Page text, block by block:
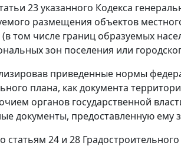
23указанного Кодекса
размещения объектов
(в том числе границ образуемых
зон поселения или
приведенные нормы
плана, как документа
органов государственной
документы, предоставленную
статьям 24 и 28